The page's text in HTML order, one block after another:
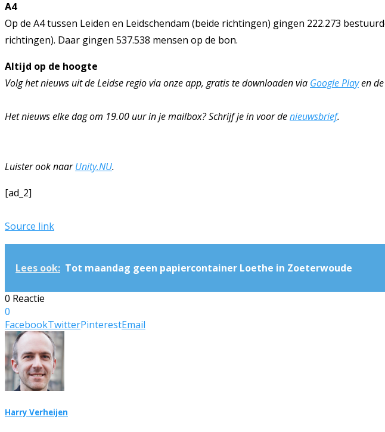
A4
Op de A4 tussen Leiden en Leidschendam (beide richtingen) gingen 222.273
richtingen). Daar gingen 537.538 mensen op de bon.
Altijd op de hoogte
Volg het nieuws uit de Leidse regio via onze app, gratis te downloaden via Google Playen
Het nieuws elke dag om 19.00 uur in je mailbox? Schrijf je in voor denieuwsbrief.
Luister ook naarUnity.NU.
[ad_2]
Source link
Lees ook: Tot maandag geen papiercontainer Loethe in Zoeterwoude
0 Reactie
0
FacebookTwitterPinterestEmail
Harry Verheijen